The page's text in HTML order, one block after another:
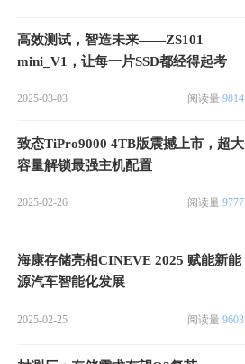
高效测试，智造未来——ZS101
mini_V1，让每一片SSD都经得起考
2025-03-03 阅读量 9814
致态TiPro9000 4TB版震撼上市，超大
容量解锁最强主机配置
2025-02-26 阅读量 9777
海康存储亮相CINEVE 2025 赋能新能
源汽车智能化发展
2025-02-25 阅读量 9603